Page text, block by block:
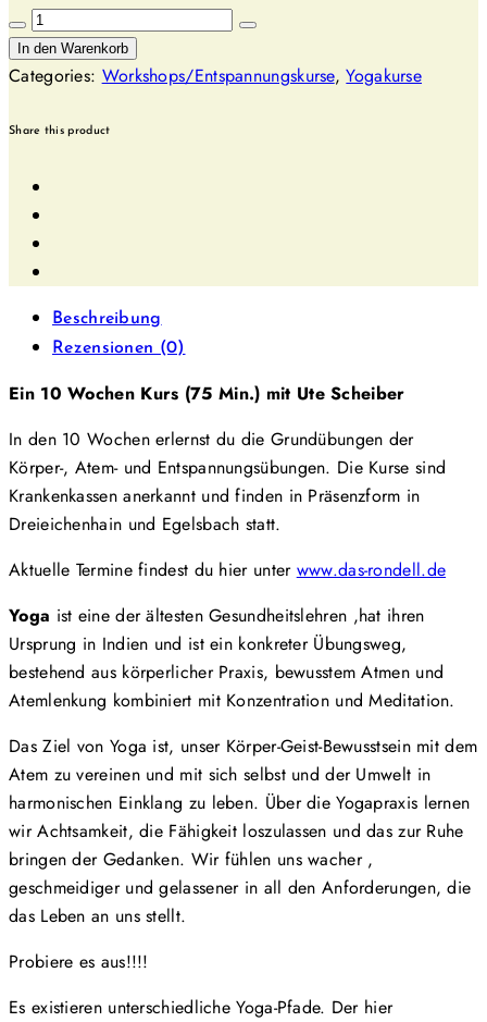
Yogakurs
10
Wochen
und
(75
min)
Menge
In den Warenkorb
Categories: Workshops/Entspannungskurse,Yogakurse
Share this product
Beschreibung
Rezensionen (0)
Ein 10 Wochen Kurs (75 Min.) mit Ute Scheiber
In den 10 Wochen erlernst du die Grundübungen der
Körper-, Atem- und Entspannungsübungen. Die Kurse sind
Krankenkassen anerkannt und finden in Präsenzform in
Dreieichenhain und Egelsbach statt.
Aktuelle Termine findest du hier unter www.das-rondell.de
Yoga ist eine der ältesten Gesundheitslehren ,hat ihren
Ursprung in Indien und ist ein konkreter Übungsweg,
bestehend aus körperlicher Praxis, bewusstem Atmen und
Atemlenkung kombiniert mit Konzentration und Meditation.
Das Ziel von Yoga ist, unser Körper-Geist-Bewusstsein mit dem
Atem zu vereinen und mit sich selbst und der Umwelt in
harmonischen Einklang zu leben. Über die Yogapraxis lernen
wir Achtsamkeit, die Fähigkeit loszulassen und das zur Ruhe
bringen der Gedanken. Wir fühlen uns wacher ,
geschmeidiger und gelassener in all den Anforderungen, die
das Leben an uns stellt.
Probiere es aus!!!!
Es existieren unterschiedliche Yoga-Pfade. Der hier